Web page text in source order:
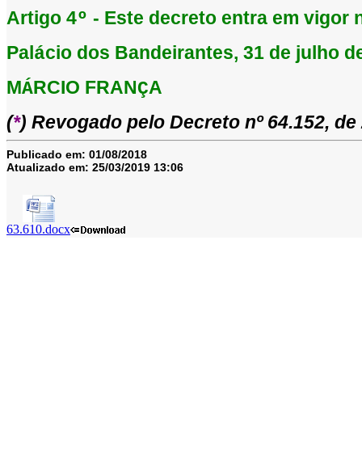
Artigo 4º - Este decreto entra em vigor
Pal ácio dos Bandeirantes, 31 de julho
MÁRCIO FRANÇA
(*) Revogado pelo Decreto nº 64.152,
Publicado em: 01/08/2018
Atualizado em: 25/03/2019 13:06
63.610.docx